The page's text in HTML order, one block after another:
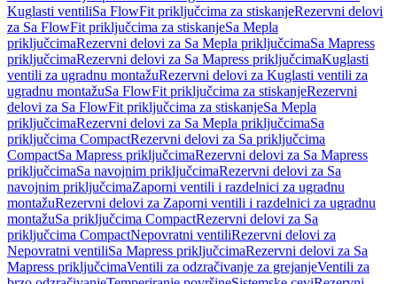
Kuglasti ventiliSa FlowFit priključcima za stiskanjeRezervni delovi
za Sa FlowFit priključcima za stiskanjeSa Mepla
priključcimaRezervni delovi za Sa Mepla priključcimaSa Mapress
priključcimaRezervni delovi za Sa Mapress priključcimaKuglasti
ventili za ugradnu montažuRezervni delovi za Kuglasti ventili za
ugradnu montažuSa FlowFit priključcima za stiskanjeRezervni
delovi za Sa FlowFit priključcima za stiskanjeSa Mepla
priključcimaRezervni delovi za Sa Mepla priključcimaSa
priključcima CompactRezervni delovi za Sa priključcima
CompactSa Mapress priključcimaRezervni delovi za Sa Mapress
priključcimaSa navojnim priključcimaRezervni delovi za Sa
navojnim priključcimaZaporni ventili i razdelnici za ugradnu
montažuRezervni delovi za Zaporni ventili i razdelnici za ugradnu
montažuSa priključcima CompactRezervni delovi za Sa
priključcima CompactNepovratni ventiliRezervni delovi za
Nepovratni ventiliSa Mapress priključcimaRezervni delovi za Sa
Mapress priključcimaVentili za odzračivanje za grejanjeVentili za